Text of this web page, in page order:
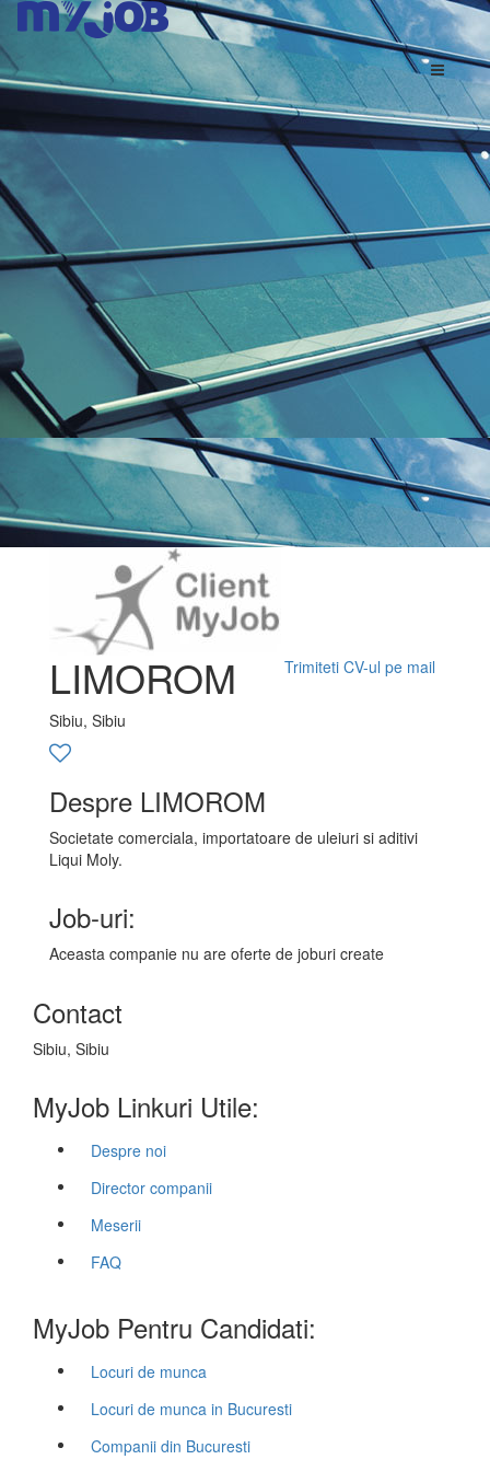
LIMOROM
Sibiu, Sibiu
Trimiteti CV-ul pe mail
Despre LIMOROM
Societate comerciala, importatoare de uleiuri si aditivi
Liqui Moly.
Job-uri:
Aceasta companie nu are oferte de joburi create
Contact
Sibiu, Sibiu
MyJob Linkuri Utile:
Despre noi
Director companii
Meserii
FAQ
MyJob Pentru Candidati:
Locuri de munca
Locuri de munca in Bucuresti
Companii din Bucuresti